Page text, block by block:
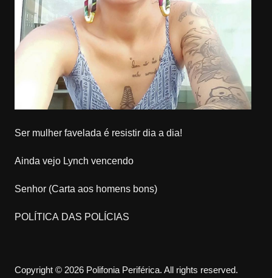
Ser mulher favelada é resistir dia a dia!
Ainda vejo Lynch vencendo
Senhor (Carta aos homens bons)
POLÍTICA DAS POLÍCIAS
Copyright © 2026 Polifonia Periférica. All rights reserved.